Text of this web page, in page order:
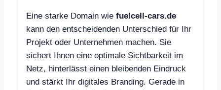
Eine starke Domain wie fuelcell-cars.de
kann den entscheidenden Unterschied für Ihr
Projekt oder Unternehmen machen. Sie
sichert Ihnen eine optimale Sichtbarkeit im
Netz, hinterlässt einen bleibenden Eindruck
und stärkt Ihr digitales Branding. Gerade in